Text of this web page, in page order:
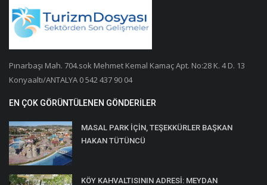
Pınarbaşı Mah. 704.sok Mehmet Kemal Kamaç Apt. No:28 K. 4 D. 13
Konyaaltı/ANTALYA 0 542 437 90 04
EN ÇOK GÖRÜNTÜLENEN GÖNDERILER
MASAL PARK İÇİN, TEŞEKKÜRLER BAŞKAN
HAKAN TÜTÜNCÜ
KÖY KAHVALTISININ ADRESİ: MEYDAN